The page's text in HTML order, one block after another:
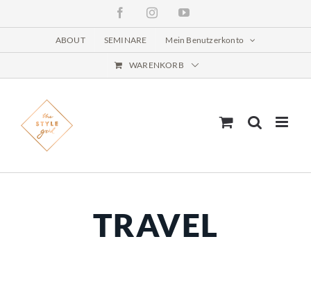
FacebookInstagramYouTube
ABOUT SEMINARE Mein Benutzerkonto
WARENKORB
TRAVEL